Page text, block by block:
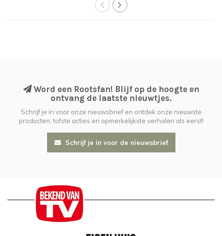
Word een Rootsfan! Blijf op de hoogte en
ontvang de laatste nieuwtjes.
Schrijf je in voor onze nieuwsbrief en ontdek onze nieuwste
producten, tofste acties en opmerkelijkste verhalen als eerst!
Schrijf je in voor de nieuwsbrief